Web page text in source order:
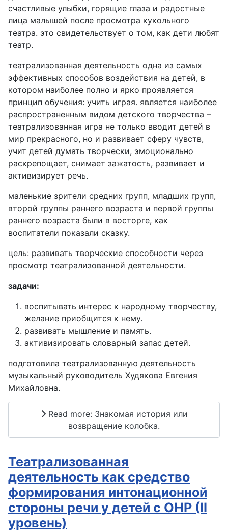
счастливые улыбки, горящие глаза и радостные
лица малышей после просмотра кукольного
театра. это свидетельствует о том, как дети любят
театр.
театрализованная деятельность одна из самых
эффективных способов воздействия на детей, в
котором наиболее полно и ярко проявляется
принцип обучения: учить играя. является наиболее
распространенным видом детского творчества –
театрализованная игра не только вводит детей в
мир прекрасного, но и развивает сферу чувств,
учит детей думать творчески, эмоционально
раскрепощает, снимает зажатость, развивает и
активизирует речь.
маленькие зрители средних групп, младших групп,
второй группы раннего возраста и первой группы
раннего возраста были в восторге, как
воспитатели показали сказку.
цель: развивать творческие способности через
просмотр театрализованной деятельности.
задачи:
воспитывать интерес к народному творчеству,
желание приобщится к нему.
развивать мышление и память.
активизировать словарный запас детей.
подготовила театрализованную деятельность
музыкальный руководитель Худякова Евгения
Михайловна.
Read more: Знакомая история или
возвращение колобка.
Театрализованная
деятельность как средство
формирования интонационной
стороны речи у детей с ОНР (II
уровень)